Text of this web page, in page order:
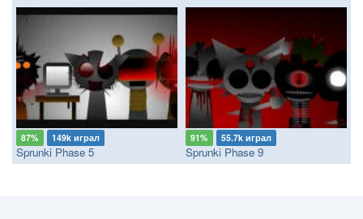
87% 149k играл
Sprunki Phase 5
91% 55.7k играл
Sprunki Phase 9